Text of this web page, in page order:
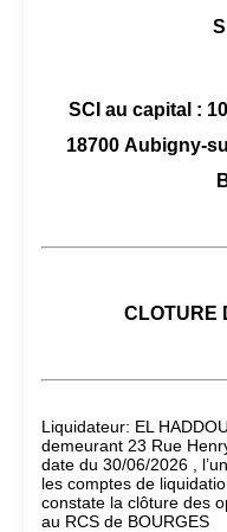
SCI au capital :
18700 Aubigny-
CLOTURE
Liquidateur: EL
demeurant 23 Rue
date du 30/06/2026 ,
les comptes de
constate la clôture des
au RCS de BOURGES